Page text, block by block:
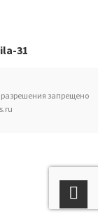
31
разрешения запрещено